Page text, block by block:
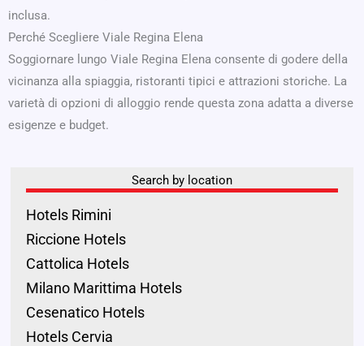
inclusa.
Perché Scegliere Viale Regina Elena
Soggiornare lungo Viale Regina Elena consente di godere della
vicinanza alla spiaggia, ristoranti tipici e attrazioni storiche. La
varietà di opzioni di alloggio rende questa zona adatta a diverse
esigenze e budget.
Search by location
Hotels Rimini
Riccione Hotels
Cattolica Hotels
Milano Marittima Hotels
Cesenatico Hotels
Hotels Cervia